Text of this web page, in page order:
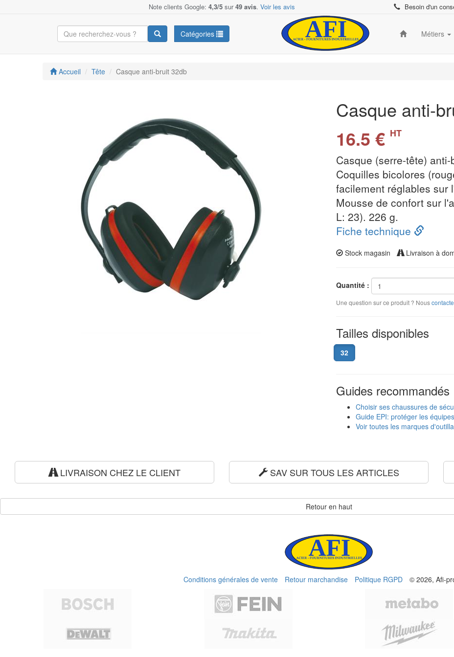
Note clients Google: 4,3/5 sur49 avis. Voir les avis Besoin d'un
Catégories Métiers
Accueil Tête Casque anti-bruit 32db
Casque anti-
16.5 € HT
Casque (serre-tête)
Coquilles bicolores
facilement réglables sur
Mousse de confort sur
L: 23). 226 g.
Fiche technique
Stock magasin Livraison à
Quantité :
Une question sur ce produit ? Nous
Tailles disponibles
32
Guides recommandés
Choisir ses chaussures de
Guide EPI: protéger les
Voir toutes les marques
LIVRAISON CHEZ LE CLIENT SAV SUR TOUS LES ARTICLES
Retour en haut
Conditions générales de vente Retour marchandise Politique RGPD © 2026, Afi-